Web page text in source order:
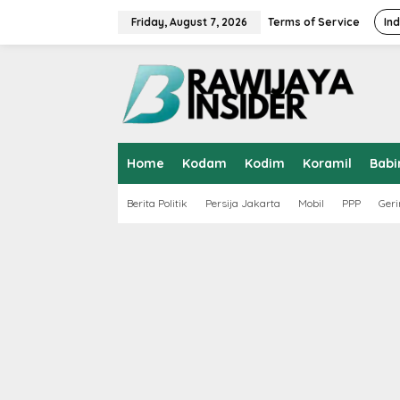
Friday, August 7, 2026 Terms of Service
Home Kodam Kodim Koramil
Berita Politik Persija Jakarta Mobil PPP